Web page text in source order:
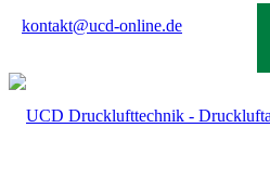
kontakt@ucd-online.de